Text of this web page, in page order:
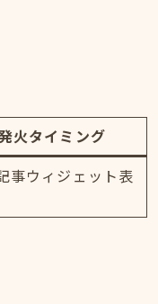
火タイミング
事ウィジェット表